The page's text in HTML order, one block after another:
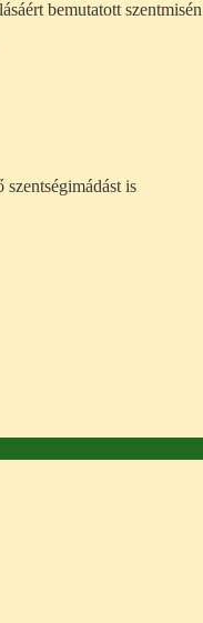
bemutatott szentmisén
szentségimádást is